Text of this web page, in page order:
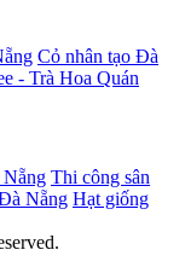
Cỏ nhân tạo Đà
- Trà Hoa Quán
Thi công sân
Nẵng Hạt giống